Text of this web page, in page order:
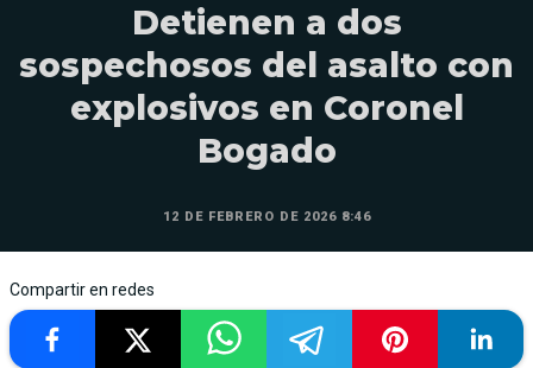
Detienen a dos
sospechosos del asalto con
explosivos en Coronel
Bogado
12 DE FEBRERO DE 2026 8:46
Compartir en redes